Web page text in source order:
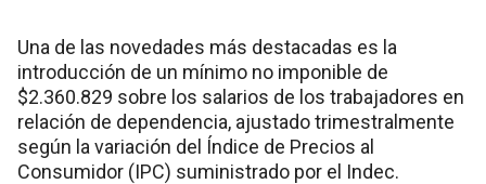
Una de las novedades más destacadas es la
introducción de un mínimo no imponible de
$2.360.829 sobre los salarios de los trabajadores en
relación de dependencia, ajustado trimestralmente
según la variación del Índice de Precios al
Consumidor (IPC) suministrado por el Indec.